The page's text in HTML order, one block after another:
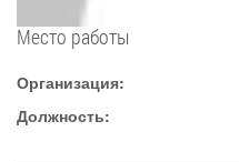
Место работы
Организация:
Должность: